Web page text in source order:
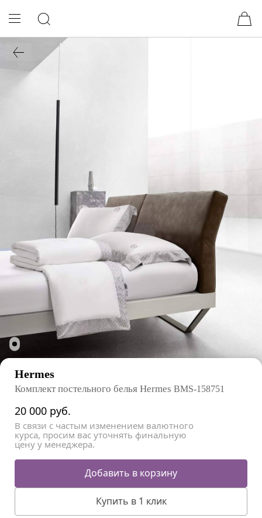
Hermes
Комплект постельного белья Hermes BMS-158751
20 000 руб.
В связи с частым изменением валютного
курса, просим вас уточнять финальную
цену у менеджера.
Добавить в корзину
Купить в 1 клик